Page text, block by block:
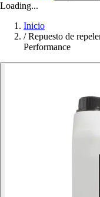
Loading...
Inicio
/ Repuesto de
Performance